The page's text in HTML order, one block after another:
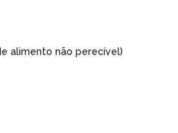
alimento não perecível)